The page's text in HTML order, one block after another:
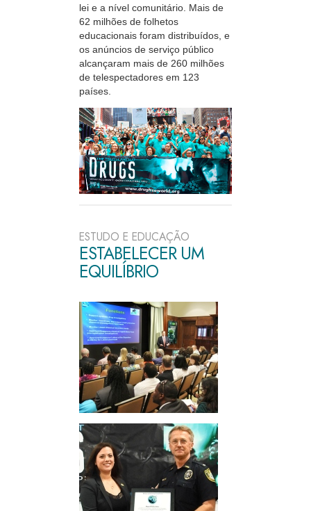
lei e a nível comunitário. Mais de
62 milhões de folhetos
educacionais foram distribuídos, e
os anúncios de serviço público
alcançaram mais de 260 milhões
de telespectadores em 123
países.
ESTUDO E EDUCAÇÃO
ESTABELECER UM
EQUILÍBRIO